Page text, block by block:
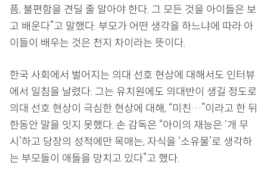
픔, 불편함을 견딜 줄 알아야 한다. 그 모든 것을 아이들은 보
고 배운다”고 말했다. 부모가 어떤 생각을 하느냐에 따라 아
이들이 배우는 것은 천지 차이라는 뜻이다.
한국 사회에서 벌어지는 의대 선호 현상에 대해서도 인터뷰
에서 일침을 날렸다. 그는 유치원에도 의대반이 생길 정도로
의대 선호 현상이 극심한 현상에 대해, “미친…”이라고 한 뒤
한동안 말을 잇지 못했다. 손 감독은 “아이의 재능은 ‘개 무
시’하고 당장의 성적에만 목매는, 자식을 ‘소유물’로 생각하
는 부모들이 애들을 망치고 있다”고 했다.